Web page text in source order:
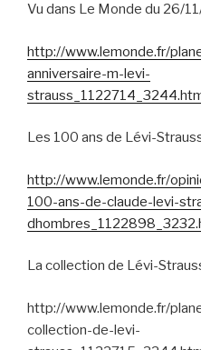
Vu dans Le Monde du 26/
http://www.lemonde.fr/
anniversaire-m-levi-
Les 100 ans de Lévi-
http://www.lemonde.fr/
100-ans-de-claude-levi-
La collection de Lévi-
http://www.lemonde.fr/
collection-de-levi-